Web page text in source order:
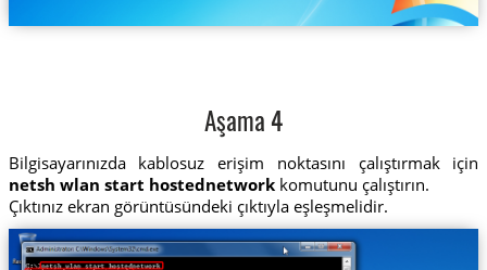
Aşama 4
Bilgisayarınızda kablosuz erişim noktasını çalıştırmak için
netsh wlan start hostednetworkkomutunu çalıştırın.
Çıktınız ekran görüntüsündeki çıktıyla eşleşmelidir.